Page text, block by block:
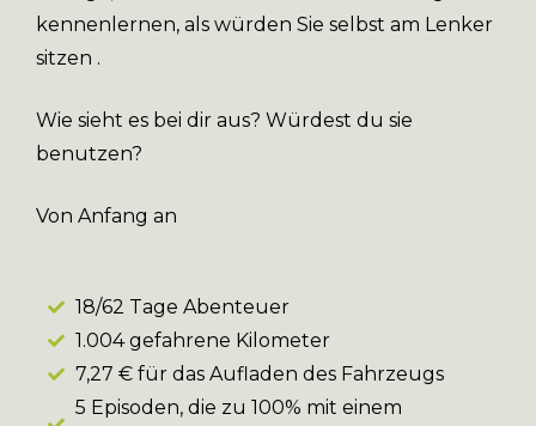
kennenlernen, als würden Sie selbst am Lenker
sitzen .
Wie sieht es bei dir aus? Würdest du sie
benutzen?
Von Anfang an
18/62 Tage Abenteuer
1.004 gefahrene Kilometer
7,27 € für das Aufladen des Fahrzeugs
5 Episoden, die zu 100% mit einem